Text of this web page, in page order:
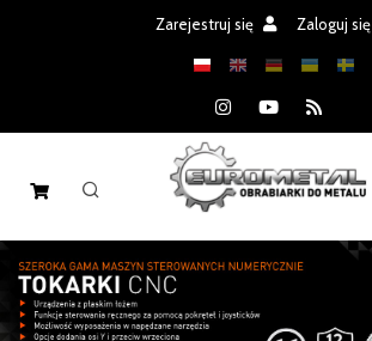
Zarejestruj się Zaloguj się
STRONA GŁÓWNA
MASZYNY